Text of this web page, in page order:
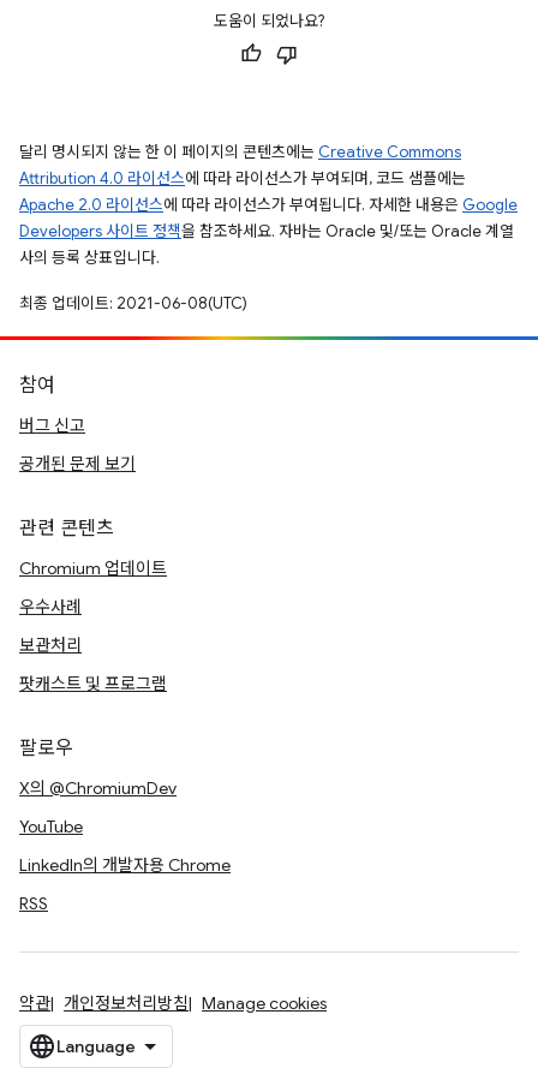
도움이 되었나요?
달리 명시되지 않는 한 이 페이지의 콘텐츠에는 Creative Commons
Attribution 4.0 라이선스에 따라 라이선스가 부여되며, 코드 샘플에는
Apache 2.0 라이선스에 따라 라이선스가 부여됩니다. 자세한 내용은 Google
Developers 사이트 정책을 참조하세요. 자바는 Oracle 및/또는 Oracle 계열
사의 등록 상표입니다.
최종 업데이트: 2021-06-08(UTC)
참여
버그 신고
공개된 문제 보기
관련 콘텐츠
Chromium 업데이트
우수사례
보관처리
팟캐스트 및 프로그램
팔로우
X의 @ChromiumDev
YouTube
LinkedIn의 개발자용 Chrome
RSS
약관 개인정보처리방침 Manage cookies